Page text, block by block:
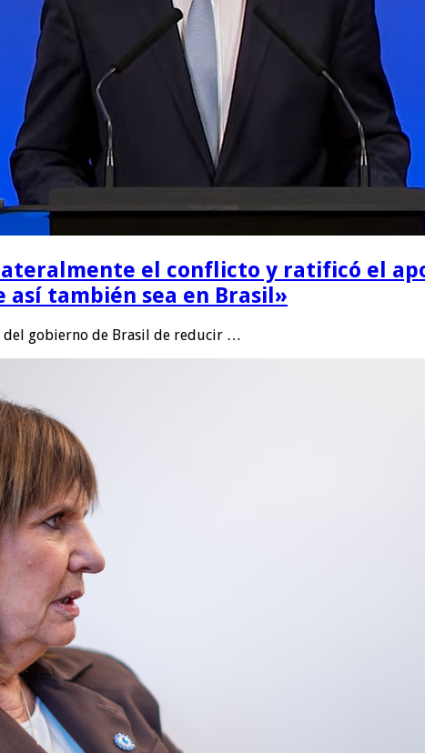
el conflicto y ratificó el
así también sea en Brasil»
del gobierno de Brasil de reducir …